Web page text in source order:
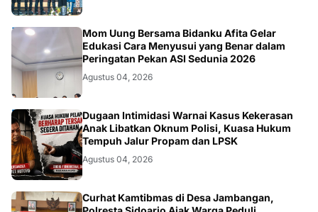
KESEHATAN
Mom Uung Bersama Bidanku Afita Gelar
Edukasi Cara Menyusui yang Benar dalam
Peringatan Pekan ASI Sedunia 2026
Agustus 04, 2026
HUKUM
Dugaan Intimidasi Warnai Kasus Kekerasan
Anak Libatkan Oknum Polisi, Kuasa Hukum
Tempuh Jalur Propam dan LPSK
Agustus 04, 2026
Curhat Kamtibmas di Desa Jambangan,